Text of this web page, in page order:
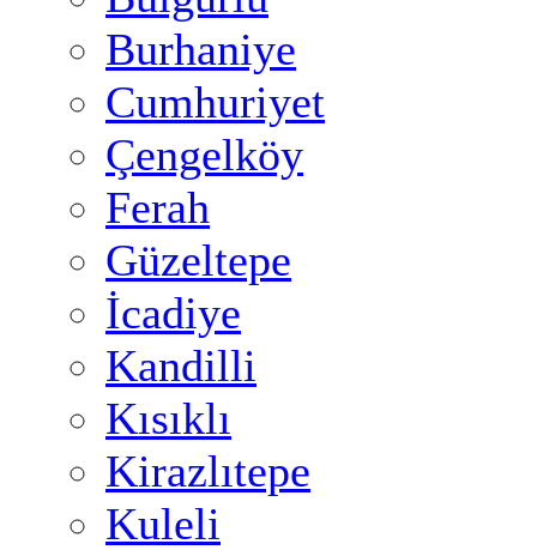
Burhaniye
Cumhuriyet
Çengelköy
Ferah
Güzeltepe
İcadiye
Kandilli
Kısıklı
Kirazlıtepe
Kuleli